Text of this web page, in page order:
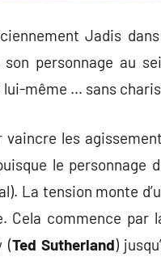
Jadis
personnage au
lui-même … sans
les
le personnage
La tension monte
commence par
(Ted Sutherland)